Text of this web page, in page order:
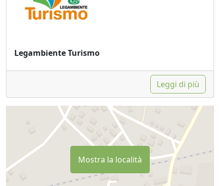
Legambiente Turismo
Leggi di più
Mostra la località